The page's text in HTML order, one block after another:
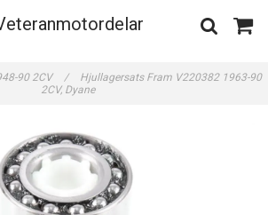
90 2CV /
Hjullagersats Fram V220382 1963-90
2CV, Dyane